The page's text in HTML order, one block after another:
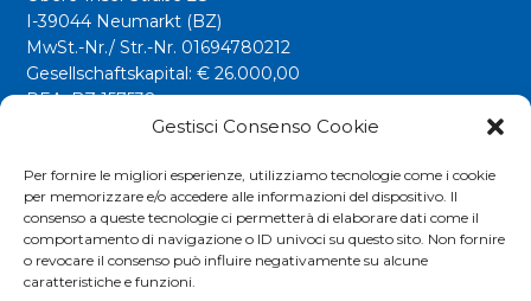
Gestisci Consenso Cookie
Per fornire le migliori esperienze, utilizziamo tecnologie come i cookie
per memorizzare e/o accedere alle informazioni del dispositivo. Il
consenso a queste tecnologie ci permetterà di elaborare dati come il
comportamento di navigazione o ID univoci su questo sito. Non fornire
o revocare il consenso può influire negativamente su alcune
caratteristiche e funzioni.
I-39044 Neumarkt (BZ)
MwSt.-Nr./ Str.-Nr. 01694780212
Gesellschaftskapital: € 26.000,00
REA: BZ 157538
info@riwega.com
Tel.+39 0471 827500
Social